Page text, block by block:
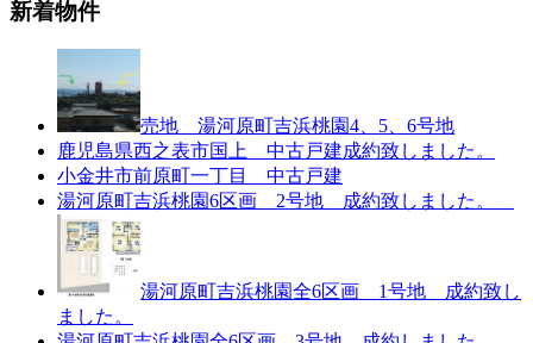
新着物件
売地 湯河原町吉浜桃園4、5、6号地
鹿児島県西之表市国上 中古戸建成約致しました。
小金井市前原町一丁目 中古戸建
湯河原町吉浜桃園6区画 2号地 成約致しました。
湯河原町吉浜桃園全6区画 1号地 成約致し
ました。